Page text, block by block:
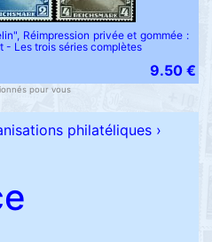
Réimpression privée et gommée :
Les trois séries complètes
9.50 €
pour vous
philatéliques ›